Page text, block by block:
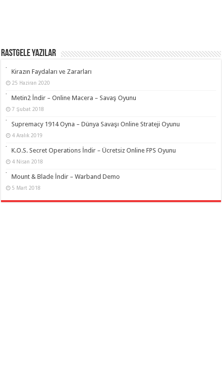
RASTGELE YAZILAR
Kirazın Faydaları ve Zararları
25 Haziran 2020
Metin2 İndir – Online Macera – Savaş Oyunu
7 Şubat 2018
Supremacy 1914 Oyna – Dünya Savaşı Online Strateji Oyunu
4 Aralık 2019
K.O.S. Secret Operations İndir – Ücretsiz Online FPS Oyunu
4 Nisan 2018
Mount & Blade İndir – Warband Demo
5 Mart 2018